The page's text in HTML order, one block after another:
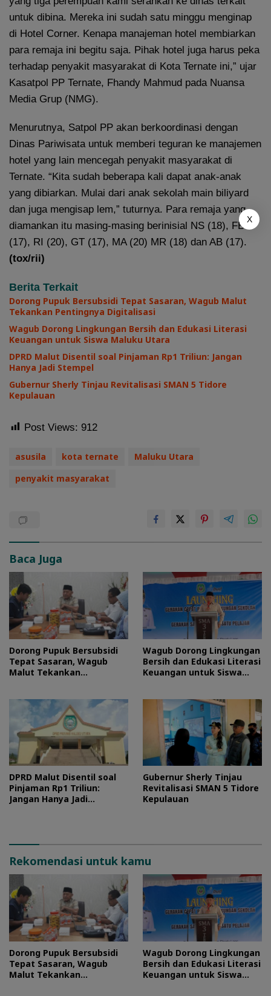
untuk dibina. Mereka ini sudah satu minggu menginap
di Hotel Corner. Kenapa manajeman hotel membiarkan
para remaja ini begitu saja. Pihak hotel juga harus peka
terhadap penyakit masyarakat di Kota Ternate ini,” ujar
Kasatpol PP Ternate, Fhandy Mahmud pada Nuansa
Media Grup (NMG).
Menurutnya, Satpol PP akan berkoordinasi dengan
Dinas Pariwisata untuk memberi teguran ke manajemen
hotel yang lain mencegah penyakit masyarakat di
Ternate. “Kita sudah beberapa kali dapat anak-anak
yang dibiarkan. Mulai dari anak sekolah main biliyard
dan juga mengisap lem,” tuturnya. Para remaja yang
diamankan itu masing-masing berinisial NS (18), FB
(17), RI (20), GT (17), MA (20) MR (18) dan AB (17).
(tox/rii)
Berita Terkait
Dorong Pupuk Bersubsidi Tepat Sasaran, Wagub Malut
Tekankan Pentingnya Digitalisasi
Wagub Dorong Lingkungan Bersih dan Edukasi Literasi
Keuangan untuk Siswa Maluku Utara
DPRD Malut Disentil soal Pinjaman Rp1 Triliun: Jangan
Hanya Jadi Stempel
Gubernur Sherly Tinjau Revitalisasi SMAN 5 Tidore
Kepulauan
Post Views: 912
asusila kota ternate
Maluku Utara
penyakit masyarakat
Baca Juga
Dorong Pupuk Bersubsidi
Tepat Sasaran, Wagub
Malut Tekankan
Wagub Dorong Lingkungan
Bersih dan Edukasi Literasi
Keuangan untuk Siswa
DPRD Malut Disentil soal
Pinjaman Rp1 Triliun:
Jangan Hanya Jadi
Gubernur Sherly Tinjau
Revitalisasi SMAN 5 Tidore
Kepulauan
Rekomendasi untuk kamu
Dorong Pupuk Bersubsidi
Tepat Sasaran, Wagub
Malut Tekankan
Wagub Dorong Lingkungan
Bersih dan Edukasi Literasi
Keuangan untuk Siswa
X